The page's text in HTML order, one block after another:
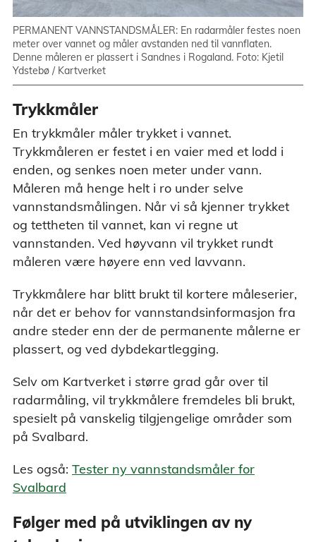
PERMANENT VANNSTANDSMÅLER: En radarmåler festes noen
meter over vannet og måler avstanden ned til vannflaten.
Denne måleren er plassert i Sandnes i Rogaland. Foto: Kjetil
Ydstebø / Kartverket
Trykkmåler
En trykkmåler måler trykket i vannet.
Trykkmåleren er festet i en vaier med et lodd i
enden, og senkes noen meter under vann.
Måleren må henge helt i ro under selve
vannstandsmålingen. Når vi så kjenner trykket
og tettheten til vannet, kan vi regne ut
vannstanden. Ved høyvann vil trykket rundt
måleren være høyere enn ved lavvann.
Trykkmålere har blitt brukt til kortere måleserier,
når det er behov for vannstandsinformasjon fra
andre steder enn der de permanente målerne er
plassert, og ved dybdekartlegging.
Selv om Kartverket i større grad går over til
radarmåling, vil trykkmålere fremdeles bli brukt,
spesielt på vanskelig tilgjengelige områder som
på Svalbard.
Les også: Tester ny vannstandsmåler for
Svalbard
Følger med på utviklingen av ny